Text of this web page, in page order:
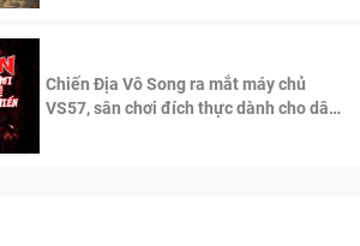
Chiến Địa Vô Song ra mắt máy chủ
VS57, sân chơi đích thực dành cho dân